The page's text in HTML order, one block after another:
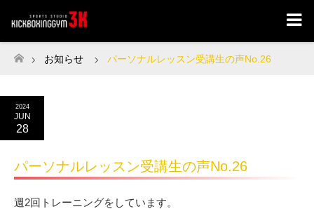
ホーム
お知らせ パーソナルレッスン受講生の声No.26
2024
JUN
28
パーソナルレッスン受講生の声No.26
週2回トレーニングをしています。